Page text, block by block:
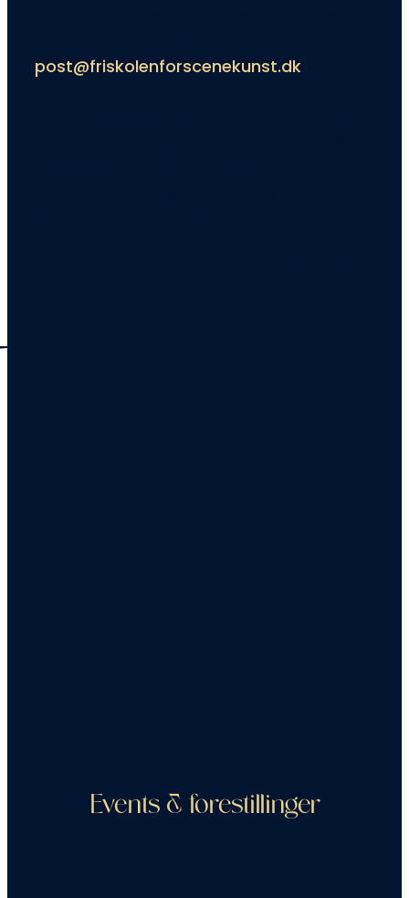
post@friskolenforscenekunst.dk
Events & forestillinger